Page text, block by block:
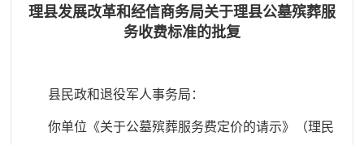
理县发展改革和经信商务局关于理县公墓殡葬服
务收费标准的批复
县民政和退役军人事务局：
你单位《关于公墓殡葬服务费定价的请示》（理 民